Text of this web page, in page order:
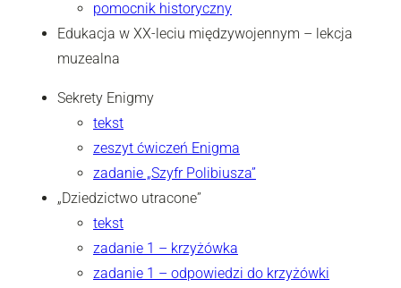
pomocnik historyczny
Edukacja w XX-leciu międzywojennym – lekcja
muzealna
Sekrety Enigmy
tekst
zeszyt ćwiczeń Enigma
zadanie „Szyfr Polibiusza”
„Dziedzictwo utracone”
tekst
zadanie 1 – krzyżówka
zadanie 1 – odpowiedzi do krzyżówki